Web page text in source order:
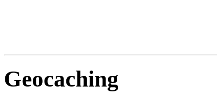
Geocaching